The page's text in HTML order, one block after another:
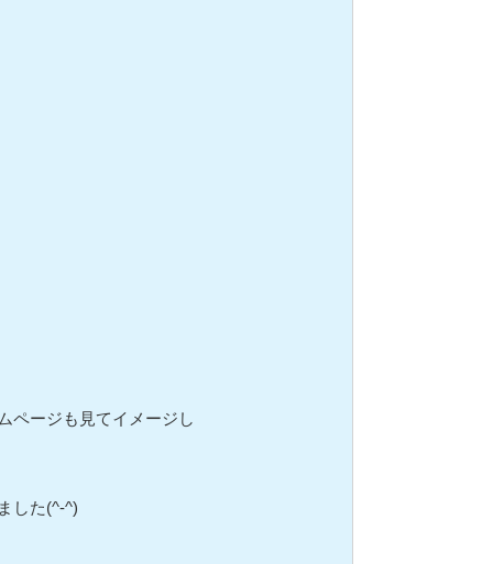
ページも見てイメージし
した(^-^)